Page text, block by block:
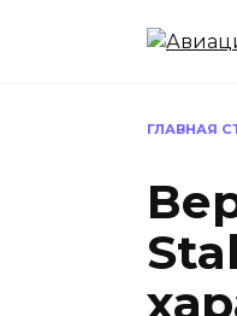
ГЛАВНАЯ